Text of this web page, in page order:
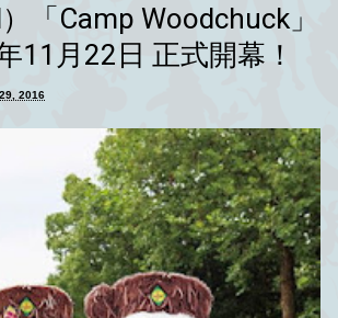
「Camp Woodchuck」
11月22日 正式開幕！
2016